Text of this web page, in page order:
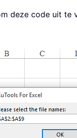
deze code uit te